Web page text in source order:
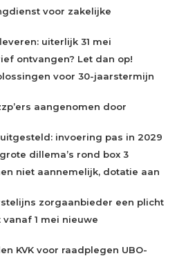
voor zakelijke
uiterlijk 31 mei
ontvangen? Let dan op!
voor 30-jaarstermijn
aangenomen door
invoering pas in 2029
dillema’s rond box 3
niet aannemelijk, dotatie aan
zorgaanbieder een plicht
1 mei nieuwe
KVK voor raadplegen UBO-